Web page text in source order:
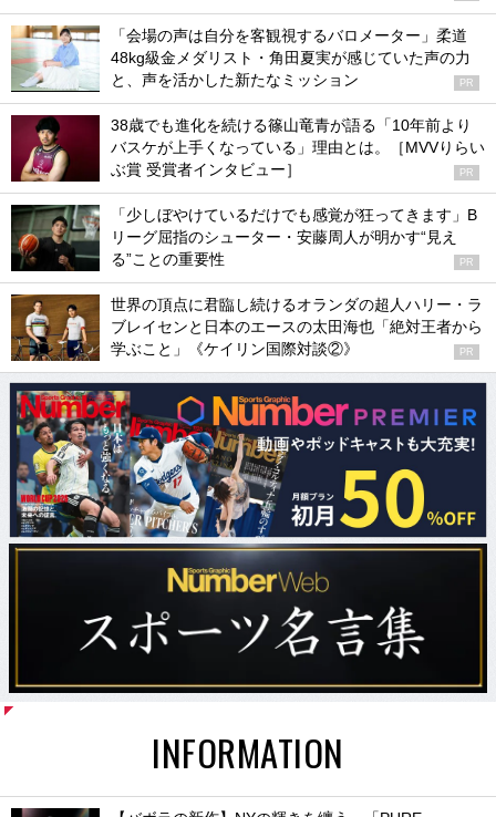
「会場の声は自分を客観視するバロメーター」柔道
48kg級金メダリスト・角田夏実が感じていた声の力
と、声を活かした新たなミッション
PR
38歳でも進化を続ける篠山竜青が語る「10年前より
バスケが上手くなっている」理由とは。［MVVりらい
ぶ賞 受賞者インタビュー］
PR
「少しぼやけているだけでも感覚が狂ってきます」B
リーグ屈指のシューター・安藤周人が明かす“見え
る”ことの重要性
PR
世界の頂点に君臨し続けるオランダの超人ハリー・ラ
ブレイセンと日本のエースの太田海也「絶対王者から
学ぶこと」《ケイリン国際対談②》
PR
INFORMATION